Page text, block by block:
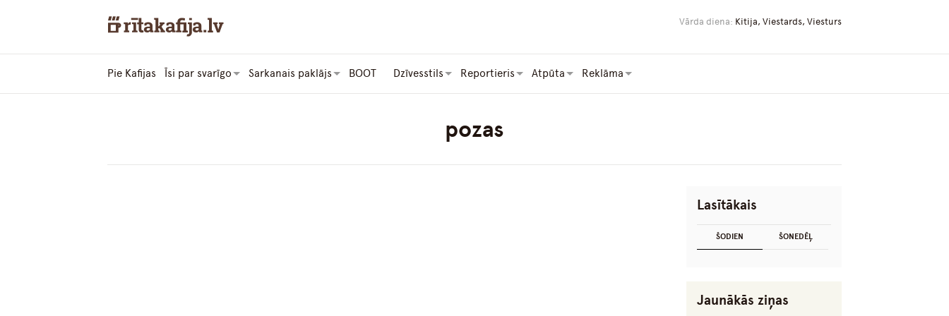
Vārda diena: Kitija, Viestards, Viesturs
Pie Kafijas Īsi par svarīgo Sarkanais paklājs BOOT Dzīvesstils Reportieris Atpūta Reklāma
pozas
Lasītākais
ŠODIEN ŠONEDĒĻ
Jaunākās ziņas